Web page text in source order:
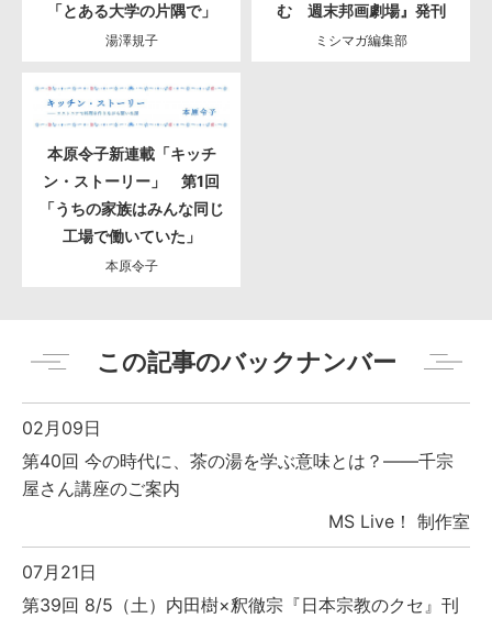
「とある大学の片隅で」
湯澤規子
む 週末邦画劇場』発刊
ミシマガ編集部
本原令子新連載「キッチ
ン・ストーリー」 第1回
「うちの家族はみんな同じ
工場で働いていた」
本原令子
この記事のバックナンバー
02月09日
第40回 今の時代に、茶の湯を学ぶ意味とは？――千宗
屋さん講座のご案内
MS Live！ 制作室
07月21日
第39回 8/5（土）内田樹×釈徹宗『日本宗教のクセ』刊